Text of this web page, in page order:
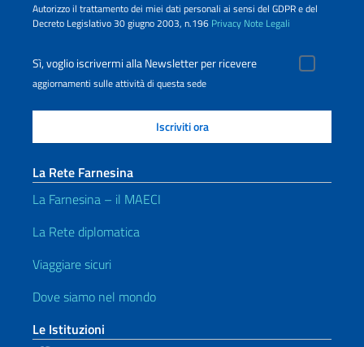
Autorizzo il trattamento dei miei dati personali ai sensi del GDPR e del
Decreto Legislativo 30 giugno 2003, n.196 Privacy Note Legali
Sì, voglio iscrivermi alla Newsletter per ricevere
aggiornamenti sulle attività di questa sede
La Rete Farnesina
La Farnesina – il MAECI
La Rete diplomatica
Viaggiare sicuri
Dove siamo nel mondo
Le Istituzioni